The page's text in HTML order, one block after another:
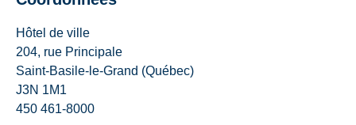
Hôtel de ville
204, rue Principale
Saint-Basile-le-Grand (Québec)
J3N 1M1
450 461-8000